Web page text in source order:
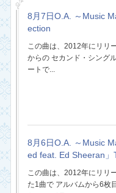
8月7日O.A. ～Music
ection
この曲は、2012年にリリ
からの セカンド・シング
ートで...
8月6日O.A. ～Music
ed feat. Ed Sheeran」
この曲は、2012年にリリ
た1曲で アルバムから6枚